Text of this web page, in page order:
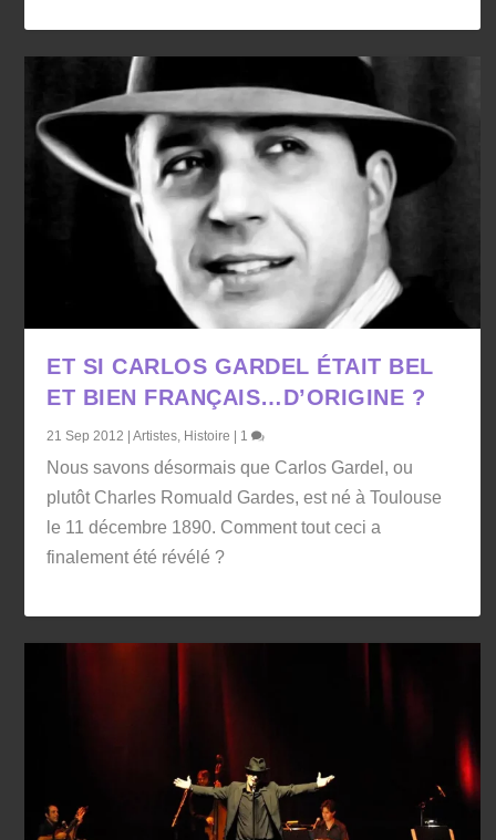
ET SI CARLOS GARDEL ÉTAIT BEL
ET BIEN FRANÇAIS…D’ORIGINE ?
21 Sep 2012 |Artistes, Histoire 1
Nous savons désormais que Carlos Gardel, ou
plutôt Charles Romuald Gardes, est né à Toulouse
le 11 décembre 1890. Comment tout ceci a
finalement été révélé ?